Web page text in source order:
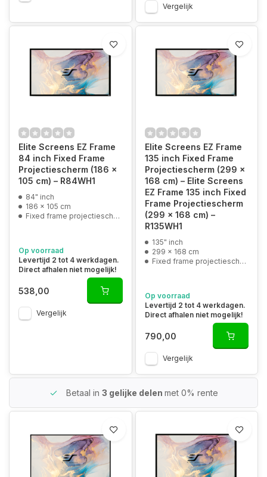
Vergelijk
Elite Screens EZ Frame
84 inch Fixed Frame
Projectiescherm (186 x
105 cm) – R84WH1
84" inch
186 x 105 cm
Fixed frame projectiescherm
Op voorraad
Levertijd 2 tot 4 werkdagen.
Direct afhalen niet mogelijk!
538,00
Vergelijk
Elite Screens EZ Frame
135 inch Fixed Frame
Projectiescherm (299 x
168 cm) – Elite Screens
EZ Frame 135 inch Fixed
Frame Projectiescherm
(299 x 168 cm) –
R135WH1
135" inch
299 x 168 cm
Fixed frame projectiescherm
Op voorraad
Levertijd 2 tot 4 werkdagen.
Direct afhalen niet mogelijk!
790,00
Vergelijk
Betaal in 3 gelijke delen met 0% rente